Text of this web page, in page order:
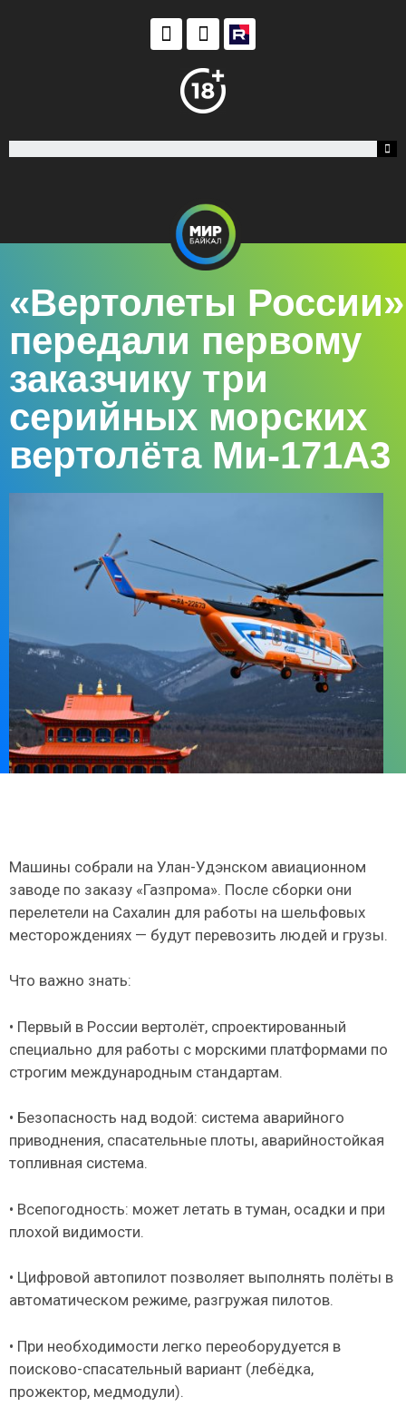
«Вертолеты России»
передали первому
заказчику три
серийных морских
вертолёта Ми-171А3
Машины собрали на Улан-Удэнском авиационном
заводе по заказу «Газпрома». После сборки они
перелетели на Сахалин для работы на шельфовых
месторождениях — будут перевозить людей и грузы.
Что важно знать:
• Первый в России вертолёт, спроектированный
специально для работы с морскими платформами по
строгим международным стандартам.
• Безопасность над водой: система аварийного
приводнения, спасательные плоты, аварийностойкая
топливная система.
• Всепогодность: может летать в туман, осадки и при
плохой видимости.
• Цифровой автопилот позволяет выполнять полёты в
автоматическом режиме, разгружая пилотов.
• При необходимости легко переоборудуется в
поисково-спасательный вариант (лебёдка,
прожектор, медмодули).